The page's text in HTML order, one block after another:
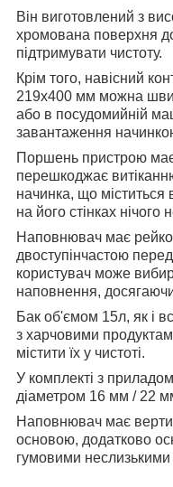
Він виготовлений з
хромована поверхня
підтримувати чистоту.
Крім того, навісний
219х400 мм можна
або в посудомийній
завантаження
Поршень пристрою
перешкоджає
начинка, що міститься
на його стінках нічого
Наповнювач має
двоступінчастою
користувач може
наповнення,
Бак об'ємом 15л, як і
з харчовими
містити їх у чистоті.
У комплекті з
діаметром 16 мм / 22
Наповнювач має
основою, додатково
гумовими неслизькими